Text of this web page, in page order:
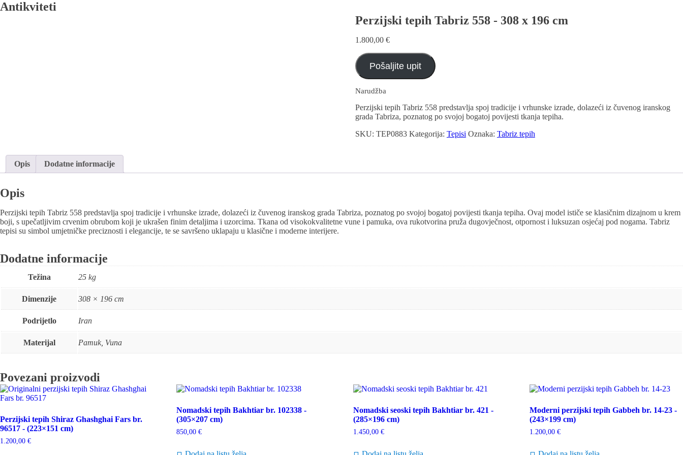
Antikviteti
Perzijski tepih Tabriz 558 - 308 x 196 cm
1.800,00 €
Pošaljite upit
Narudžba
Perzijski tepih Tabriz 558 predstavlja spoj tradicije i vrhunske izrade, dolazeći iz čuvenog iranskog
grada Tabriza, poznatog po svojoj bogatoj povijesti tkanja tepiha.
SKU: TEP0883 Kategorija: Tepisi Oznaka: Tabriz tepih
Opis Dodatne informacije
Opis
Perzijski tepih Tabriz 558 predstavlja spoj tradicije i vrhunske izrade, dolazeći iz čuvenog iranskog grada Tabriza, poznatog po svojoj bogatoj povijesti tkanja tepiha. Ovaj model ističe se klasičnim dizajnom u krem
boji, s upečatljivim crvenim obrubom koji je ukrašen finim detaljima i uzorcima. Tkana od visokokvalitetne vune i pamuka, ova rukotvorina pruža dugovječnost, otpornost i luksuzan osjećaj pod nogama. Tabriz
tepisi su simbol umjetničke preciznosti i elegancije, te se savršeno uklapaju u klasične i moderne interijere.
Dodatne informacije
Težina 25 kg
Dimenzije 308 × 196 cm
Podrijetlo Iran
Materijal Pamuk, Vuna
Povezani proizvodi
Perzijski tepih Shiraz Ghashghai Fars br.
96517 - (223×151 cm)
1.200,00 €
Nomadski tepih Bakhtiar br. 102338 -
(305×207 cm)
850,00€
Nomadski seoski tepih Bakhtiar br. 421 -
(285×196 cm)
1.450,00 €
Moderni perzijski tepih Gabbeh br. 14-23 -
(243×199 cm)
1.200,00€